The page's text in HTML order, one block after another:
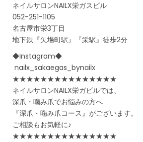
ネイルサロンNAILX栄ガスビル
052-251-1105
名古屋市栄3丁目
地下鉄『矢場町駅』『栄駅』徒歩2分
◆Instagram◆
nailx_sakaegas_bynailx
★★★★★★★★★★★★★★★
ネイルサロンNAILX栄ガビルでは、
深爪・噛み爪でお悩みの方へ
『深爪・噛み爪コース』がございます。
ご相談もお気軽に♪
★★★★★★★★★★★★★★★